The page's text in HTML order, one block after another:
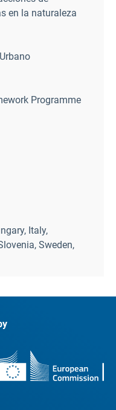
en la naturaleza
Programme
Italy,
Sweden,